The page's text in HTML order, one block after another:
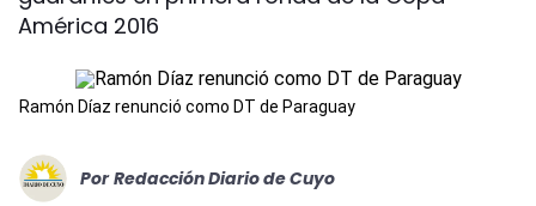
América 2016
Ramón Díaz renunció como DT de Paraguay
Por Redacción Diario de Cuyo